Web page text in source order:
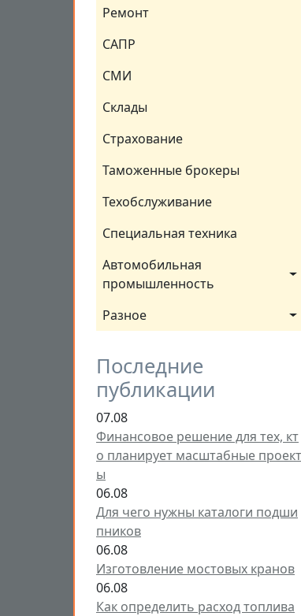
Ремонт
САПР
СМИ
Склады
Страхование
Таможенные брокеры
Техобслуживание
Специальная техника
Автомобильная
промышленность
Разное
Последние
публикации
07.08
Финансовое решение для тех, кт
о планирует масштабные проект
ы
06.08
Для чего нужны каталоги подши
пников
06.08
Изготовление мостовых кранов
06.08
Как определить расход топлива